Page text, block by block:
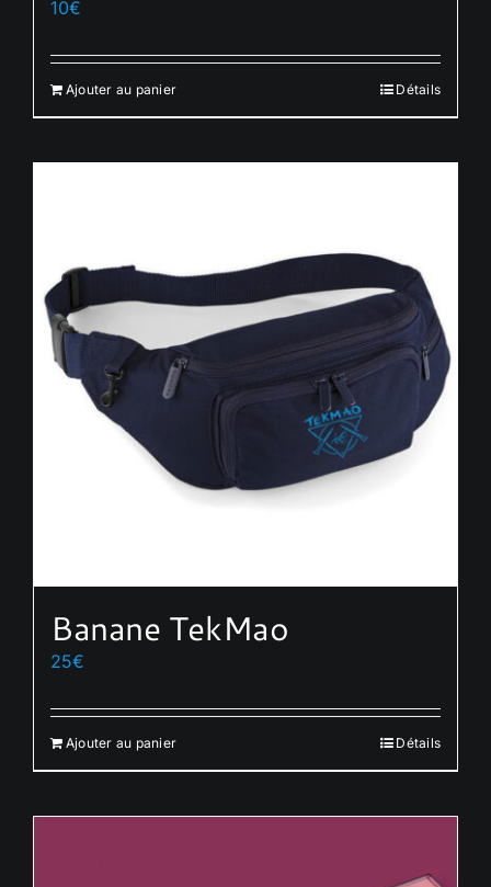
10€
Ajouter au panier Détails
Banane TekMao
25€
Ajouter au panier Détails